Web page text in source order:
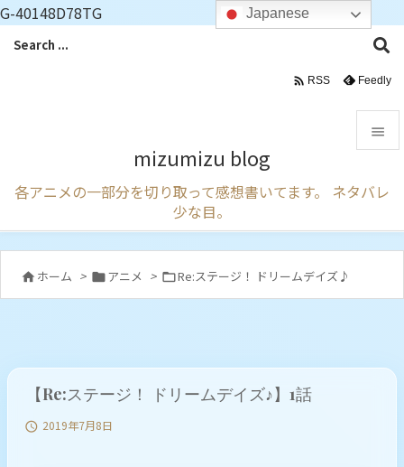
G-40148D78TG
mizumizu blog
各アニメの一部分を切り取って感想書いてます。 ネタバレ
少な目。

メニュ
前へ
 RSS Feedly
 ホーム > アニメ > Re:ステージ！ ドリームデイズ♪
【Re:ステージ！ ドリームデイズ♪】1話
 2019年7月8日
Japanese